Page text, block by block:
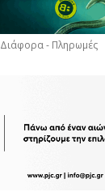
Διάφορα - Πληρωμές